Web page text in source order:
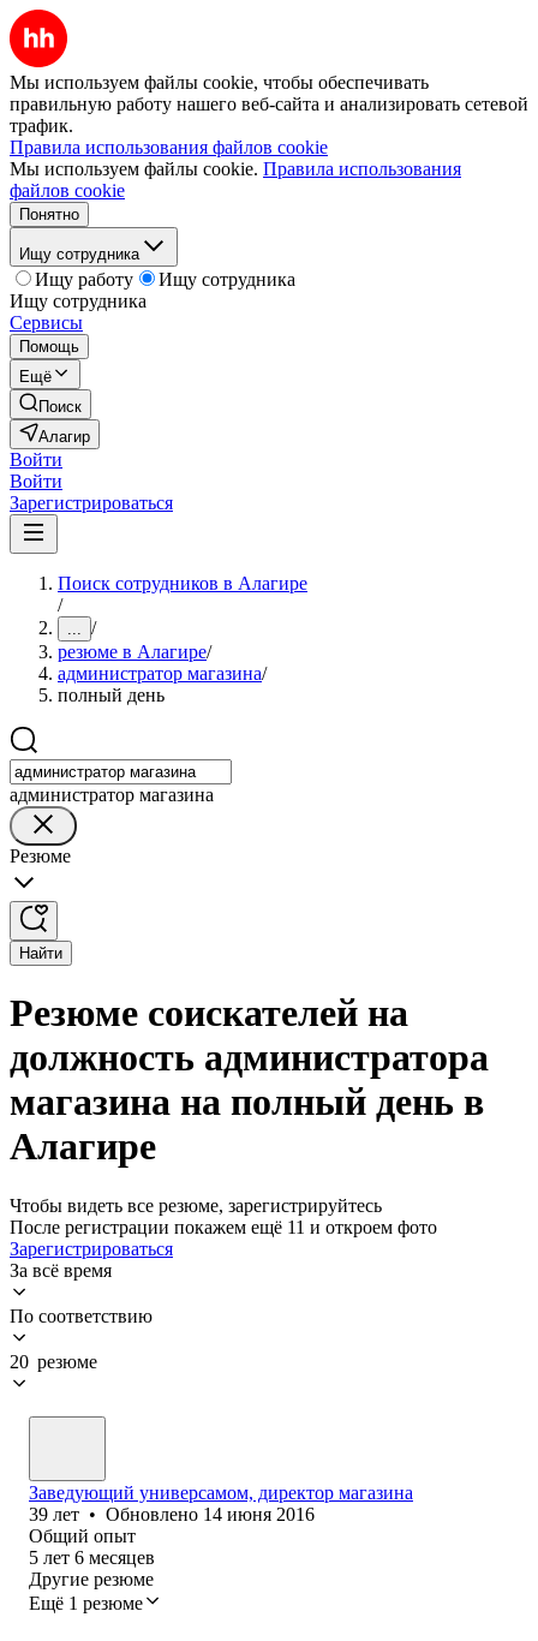
Мы используем файлы cookie, чтобы обеспечивать
правильную работу нашего веб-сайта и анализировать сетевой
трафик.
Правила использования файлов cookie
Мы используем файлы cookie. Правила использования
файлов cookie
Понятно
Ищу сотрудника
Ищу работу
Ищу сотрудника
Ищу сотрудника
Сервисы
Помощь
Ещё
Поиск
Алагир
Войти
Войти
Зарегистрироваться
Поиск сотрудников в Алагире
/
... /
резюме в Алагире/
администратор магазина/
полный день
администратор магазина
Резюме
Найти
Резюме соискателей на
должность администратора
магазина на полный день в
Алагире
Чтобы видеть все резюме, зарегистрируйтесь
После регистрации покажем ещё 11 и откроем фото
Зарегистрироваться
За всё время
По соответствию
20 резюме
Заведующий универсамом, директор магазина
39 лет • Обновлено 14 июня 2016
Общий опыт
5 лет 6 месяцев
Другие резюме
Ещё 1 резюме